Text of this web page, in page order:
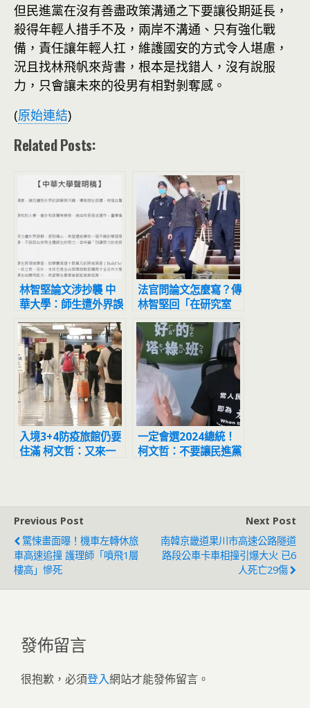
但民進黨在沒有善盡政策溝通之下要讓役期延長，
殺得年輕人措手不及，兩岸不溝通、只有強化戰
備，責任讓年輕人扛，維護國安的方式令人堪慮，
況且找林飛帆來背書，根本是找錯人，沒有說服
力，只會讓未來的役男有相對剝奪感。
(原始連結)
Related Posts:
林智堅論文涉抄襲 中
華大學：師生遭外界誤
解感到痛心
法官問論文怎麼寫？傳
林智堅回「在研究室
寫」掀鄉民炸鍋
入境3+4防疫旅館仍要
住滿 柯文哲：又來一
一定會選2024總統！
柯文哲：不要讓民進黨
Previous Post
驚悚畫面曝！機車左轉休旅
車高速追撞 護理師「噴飛1層
樓高」慘死
Next Post
南韓京畿道果川市高速公路隧道
路段公車卡車相撞引爆大火 已6
人死亡29傷
發佈留言
很抱歉，必須登入網站才能發佈留言。